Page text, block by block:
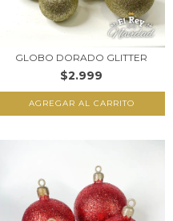
GLOBO DORADO GLITTER
$2.999
AGREGAR AL CARRITO